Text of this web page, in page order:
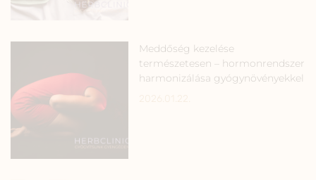
Meddőség kezelése
természetesen – hormonrendszer
harmonizálása gyógynövényekkel